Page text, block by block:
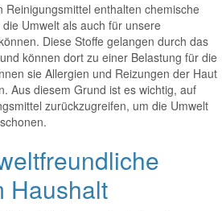
Reinigungsmittel enthalten chemische
Umwelt als auch für unsere
Diese Stoffe gelangen durch das
können dort zu einer Belastung für die
sie Allergien und Reizungen der Haut
Aus diesem Grund ist es wichtig, auf
zurückzugreifen, um die Umwelt
Haushalt